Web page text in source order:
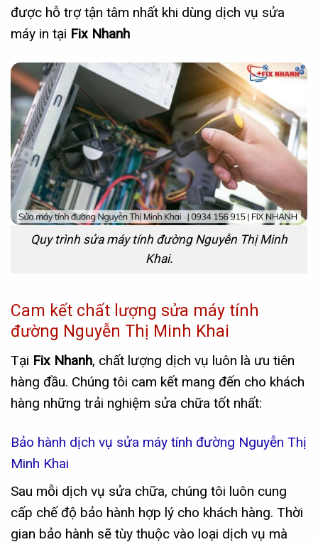
được hỗ trợ tận tâm nhất khi dùng dịch vụ sửa
máy in tại Fix Nhanh
Quy trình sửa máy tính đường Nguyễn Thị Minh
Khai.
Cam kết chất lượng sửa máy tính
đường Nguyễn Thị Minh Khai
Tại Fix Nhanh, chất lượng dịch vụ luôn là ưu tiên
hàng đầu. Chúng tôi cam kết mang đến cho khách
hàng những trải nghiệm sửa chữa tốt nhất:
Bảo hành dịch vụ sửa máy tính đường Nguyễn Thị
Minh Khai
Sau mỗi dịch vụ sửa chữa, chúng tôi luôn cung
cấp chế độ bảo hành hợp lý cho khách hàng. Thời
gian bảo hành sẽ tùy thuộc vào loại dịch vụ mà